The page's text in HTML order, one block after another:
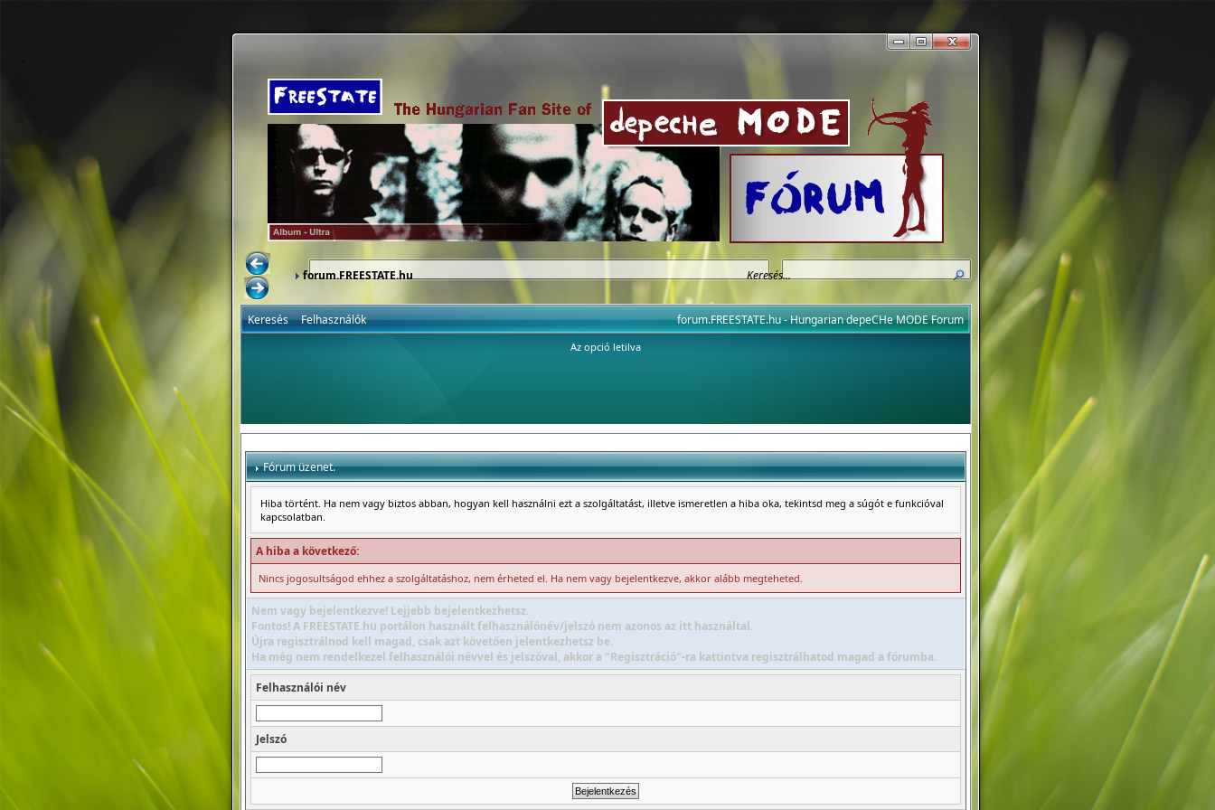
forum.FREESTATE.hu
forum.FREESTATE.hu - Hungarian depeCHe MODE Forum
Keresés Felhasználók
Az opció letilva
Fórum üzenet.
Hiba történt. Ha nem vagy biztos abban, hogyan kell használni ezt a szolgáltatást, illetve ismeretlen a hiba oka, tekintsd meg a súgót e funkcióval
kapcsolatban.
A hiba a következő:
Nincs jogosultságod ehhez a szolgáltatáshoz, nem érheted el. Ha nem vagy bejelentkezve, akkor alább megteheted.
Nem vagy bejelentkezve! Lejjebb bejelentkezhetsz.
Fontos! A FREESTATE.hu portálon használt felhasználónév/jelszó nem azonos az itt használtal.
Újra regisztrálnod kell magad, csak azt követően jelentkezhetsz be.
Ha még nem rendelkezel felhasználói névvel és jelszóval, akkor a "Regisztráció"-ra kattintva regisztrálhatod magad a fórumba.
Felhasználói név
Jelszó